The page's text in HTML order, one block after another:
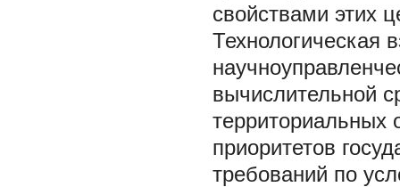
свойствами этих
Технологическая
вычислительной
территориальных
приоритетов
требований по